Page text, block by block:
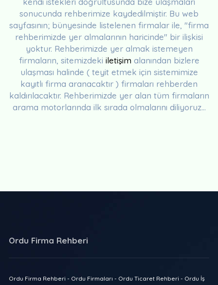
sonucunda rehberimize kaydedilmiştir. Bu web
sayfasının; bünyesinde listelenen firmalar ile, "firma
rehberimizde yer almalarının haricinde" bir ilişkisi
yoktur. Rehberimizde yer almak istemeyen
firmaların, sitemizdeki iletişim alanından bizlere
ulaşması halinde ( teyit etmek için sistemimize
kayıtlı firma aranacaktır ) firmaları rehberden
kaldırılacaktır. Rehberimizde yer alan tüm firmaların
arama motorlarında ilk sırada olmalarını diliyoruz...
Ordu Firma Rehberi
Ordu Firma Rehberi - Ordu Firmaları - Ordu Ticaret Rehberi - Ordu İş